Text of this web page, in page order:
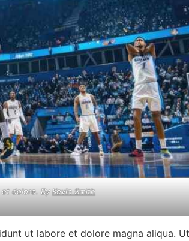
et dolore. ByKevin Smith
ut labore et dolore magna aliqua.